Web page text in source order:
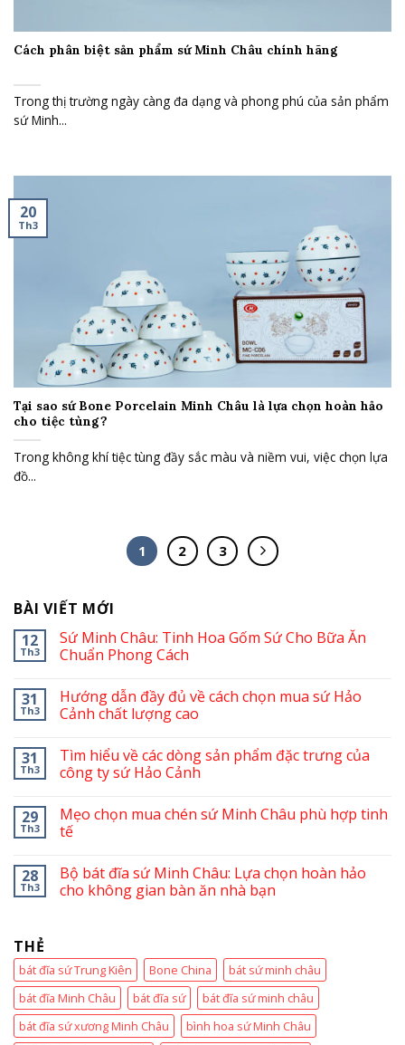
Cách phân biệt sản phẩm sứ Minh Châu chính hãng
Trong thị trường ngày càng đa dạng và phong phú của sản phẩm
sứ Minh...
Tại sao sứ Bone Porcelain Minh Châu là lựa chọn hoàn hảo
cho tiệc tùng?
Trong không khí tiệc tùng đầy sắc màu và niềm vui, việc chọn lựa
đồ...
20
Th3
1 2 3
BÀI VIẾT MỚI
12
Th3
Sứ Minh Châu: Tinh Hoa Gốm Sứ Cho Bữa Ăn
Chuẩn Phong Cách
31
Th3
Hướng dẫn đầy đủ về cách chọn mua sứ Hảo
Cảnh chất lượng cao
31
Th3
Tìm hiểu về các dòng sản phẩm đặc trưng của
công ty sứ Hảo Cảnh
29
Th3
Mẹo chọn mua chén sứ Minh Châu phù hợp tinh
tế
28
Th3
Bộ bát đĩa sứ Minh Châu: Lựa chọn hoàn hảo
cho không gian bàn ăn nhà bạn
THẺ
bát đĩa sứ Trung Kiên Bone China
bát sứ minh châu
bát đĩa Minh Châu
bát đĩa sứ
bát đĩa sứ minh châu
bát đĩa sứ xương Minh Châu
bình hoa sứ Minh Châu